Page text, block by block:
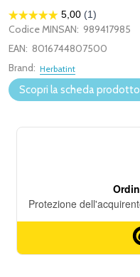
Codice MINSAN: 989417985
EAN: 8016744807500
Brand: Herbatint
Scopri la scheda prodotto